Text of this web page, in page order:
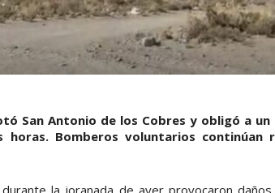
San Antonio de los Cobres y obligó a
Bomberos voluntarios continúan